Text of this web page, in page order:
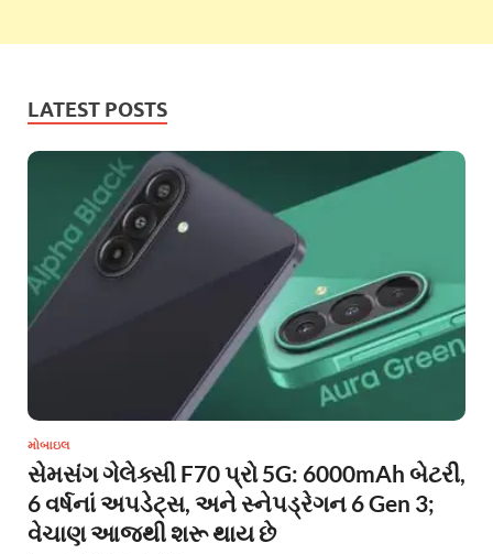
LATEST POSTS
મોબાઇલ
સેમસંગ ગેલેક્સી F70 પ્રો 5G: 6000mAh બેટરી,
6 વર્ષનાં અપડેટ્સ, અને સ્નેપડ્રેગન 6 Gen 3;
વેચાણ આજથી શરૂ થાય છે